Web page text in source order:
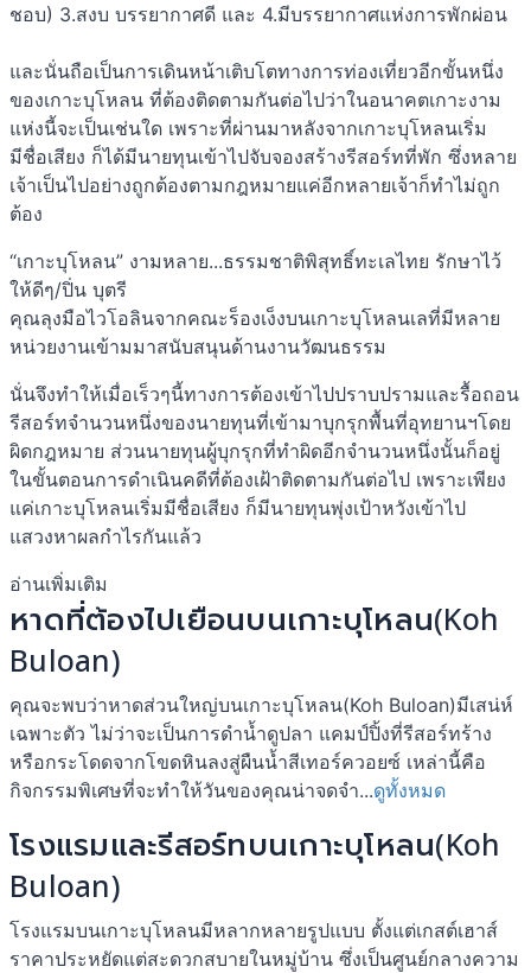
ชอบ) 3.สงบ บรรยากาศดี และ 4.มีบรรยากาศแห่งการพักผ่อน
และนั่นถือเป็นการเดินหน้าเติบโตทางการท่องเที่ยวอีกขั้นหนึ่ง
ของเกาะบุโหลน ที่ต้องติดตามกันต่อไปว่าในอนาคตเกาะงาม
แห่งนี้จะเป็นเช่นใด เพราะที่ผ่านมาหลังจากเกาะบุโหลนเริ่ม
มีชื่อเสียง ก็ได้มีนายทุนเข้าไปจับจองสร้างรีสอร์ทที่พัก ซึ่งหลาย
เจ้าเป็นไปอย่างถูกต้องตามกฎหมายแค่อีกหลายเจ้าก็ทำไม่ถูก
ต้อง
“เกาะบุโหลน” งามหลาย...ธรรมชาติพิสุทธิ์ทะเลไทย รักษาไว้
ให้ดีๆ/ปิ่น บุตรี
คุณลุงมือไวโอลินจากคณะร็องเง็งบนเกาะบุโหลนเลที่มีหลาย
หน่วยงานเข้ามมาสนับสนุนด้านงานวัฒนธรรม
นั่นจึงทำให้เมื่อเร็วๆนี้ทางการต้องเข้าไปปราบปรามและรื้อถอน
รีสอร์ทจำนวนหนึ่งของนายทุนที่เข้ามาบุกรุกพื้นที่อุทยานฯโดย
ผิดกฎหมาย ส่วนนายทุนผู้บุกรุกที่ทำผิดอีกจำนวนหนึ่งนั้นก็อยู่
ในขั้นตอนการดำเนินคดีที่ต้องเฝ้าติดตามกันต่อไป เพราะเพียง
แค่เกาะบุโหลนเริ่มมีชื่อเสียง ก็มีนายทุนพุ่งเป้าหวังเข้าไป
แสวงหาผลกำไรกันแล้ว
อ่านเพิ่มเติม
หาดที่ต้องไปเยือนบนเกาะบุโหลน(Koh
Buloan)
คุณจะพบว่าหาดส่วนใหญ่บนเกาะบุโหลน(Koh Buloan)มีเสน่ห์
เฉพาะตัว ไม่ว่าจะเป็นการดำน้ำดูปลา แคมป์ปิ้งที่รีสอร์ทร้าง
หรือกระโดดจากโขดหินลงสู่ผืนน้ำสีเทอร์ควอยซ์ เหล่านี้คือ
กิจกรรมพิเศษที่จะทำให้วันของคุณน่าจดจำ...ดูทั้งหมด
โรงแรมและรีสอร์ทบนเกาะบุโหลน(Koh
Buloan)
โรงแรมบนเกาะบุโหลนมีหลากหลายรูปแบบ ตั้งแต่เกสต์เฮาส์
ราคาประหยัดแต่สะดวกสบายในหมู่บ้าน ซึ่งเป็นศูนย์กลางความ